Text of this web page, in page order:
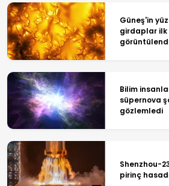
Güneş'in
girdaplar ilk
Bilim
süpernova
gözlemledi
Shenzhou-
pirinç